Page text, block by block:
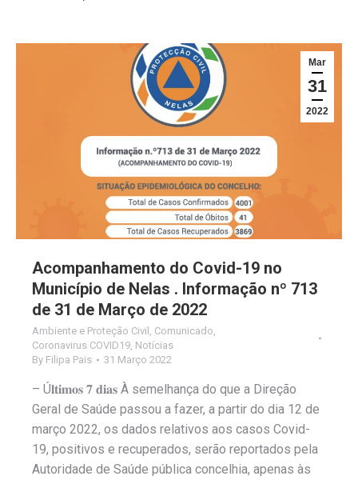
Mar
31
2022
Acompanhamento do Covid-19 no
Município de Nelas . Informação nº 713
de 31 de Março de 2022
Ambiente e Proteção Civil Comunicado
Coronavirus COVID19 Notícias
By Filipa Pais 31 Março 2022
– Ú𝐥𝐭𝐢𝐦𝐨𝐬 𝟕 𝐝𝐢𝐚𝐬 À semelhança do que a Direção
Geral de Saúde passou a fazer, a partir do dia 12 de
março 2022, os dados relativos aos casos Covid-
19, positivos e recuperados, serão reportados pela
Autoridade de Saúde pública concelhia, apenas às